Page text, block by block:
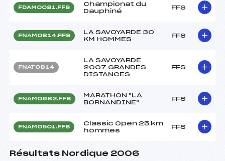
FDAM0081.FFS
Championat du
Dauphiné
FFS
FNAM0814.FFS
LA SAVOYARDE 30
KM HOMMES
FFS
FNAT0814
LA SAVOYARDE
2007 GRANDES
DISTANCES
FFS
FNAM0682.FFS
MARATHON "LA
BORNANDINE"
FFS
FNAM0501.FFS
Classic Open 25 km
hommes
FFS
Résultats Nordique 2006